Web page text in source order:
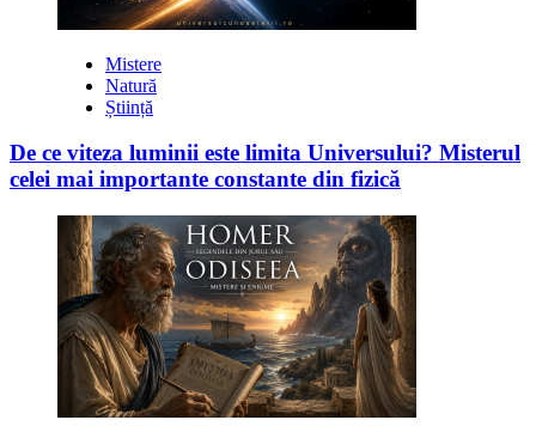
Mistere
Natură
Știință
De ce viteza luminii este limita Universului? Misterul
celei mai importante constante din fizică